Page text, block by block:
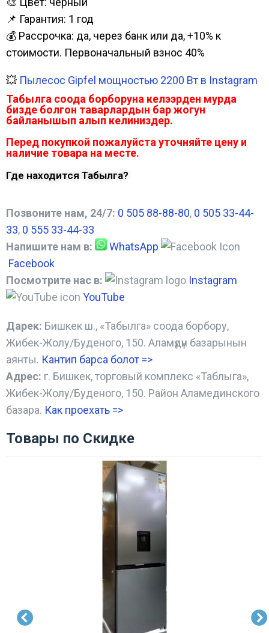
📌 Гарантия: 1 год
💰 Рассрочка: да, через банк или да, +10% к
стоимости. Первоначальный взнос 40%
💥 Пылесос Gipfel мощностью 2200 Вт в Instagram
Табылга соода борборуна келээрден мурда
бизде болгон таварлардын бар жогун
байланышып алып келиниздер.
Перед покупкой пожалуйста уточняйте цену и
наличие товара на месте.
Где находится Табылга?
Позвоните нам, 24/7: 0 505 88-88-80, 0 505 33-44-
33, 0 555 33-44-33
Напишите нам в:
WhatsApp
Facebook
Посмотрите нас в:
Instagram
YouTube
Дарек: Бишкек ш., «Табылга» соода борбору,
Жибек-Жолу/Буденого, 150. Аламүдүн базарынын
аянты. Кантип барса болот =>
Адрес: г. Бишкек, торговый комплекс «Таблыга»,
Жибек-Жолу/Буденого, 150. Район Аламединского
базара. Как проехать =>
Товары по Скидке